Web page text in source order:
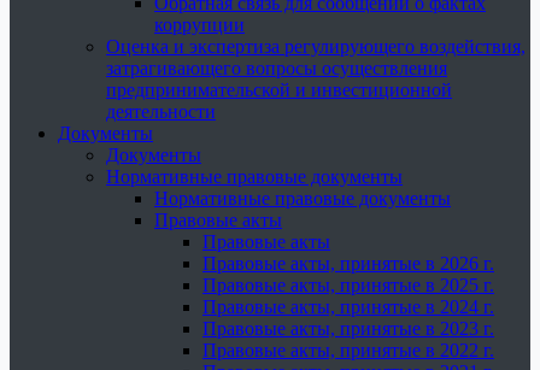
коррупции
Оценка и экспертиза регулирующего воздействия,
затрагивающего вопросы осуществления
предпринимательской и инвестиционной
деятельности
Документы
Документы
Нормативные правовые документы
Нормативные правовые документы
Правовые акты
Правовые акты
Правовые акты, принятые в 2026 г.
Правовые акты, принятые в 2025 г.
Правовые акты, принятые в 2024 г.
Правовые акты, принятые в 2023 г.
Правовые акты, принятые в 2022 г.